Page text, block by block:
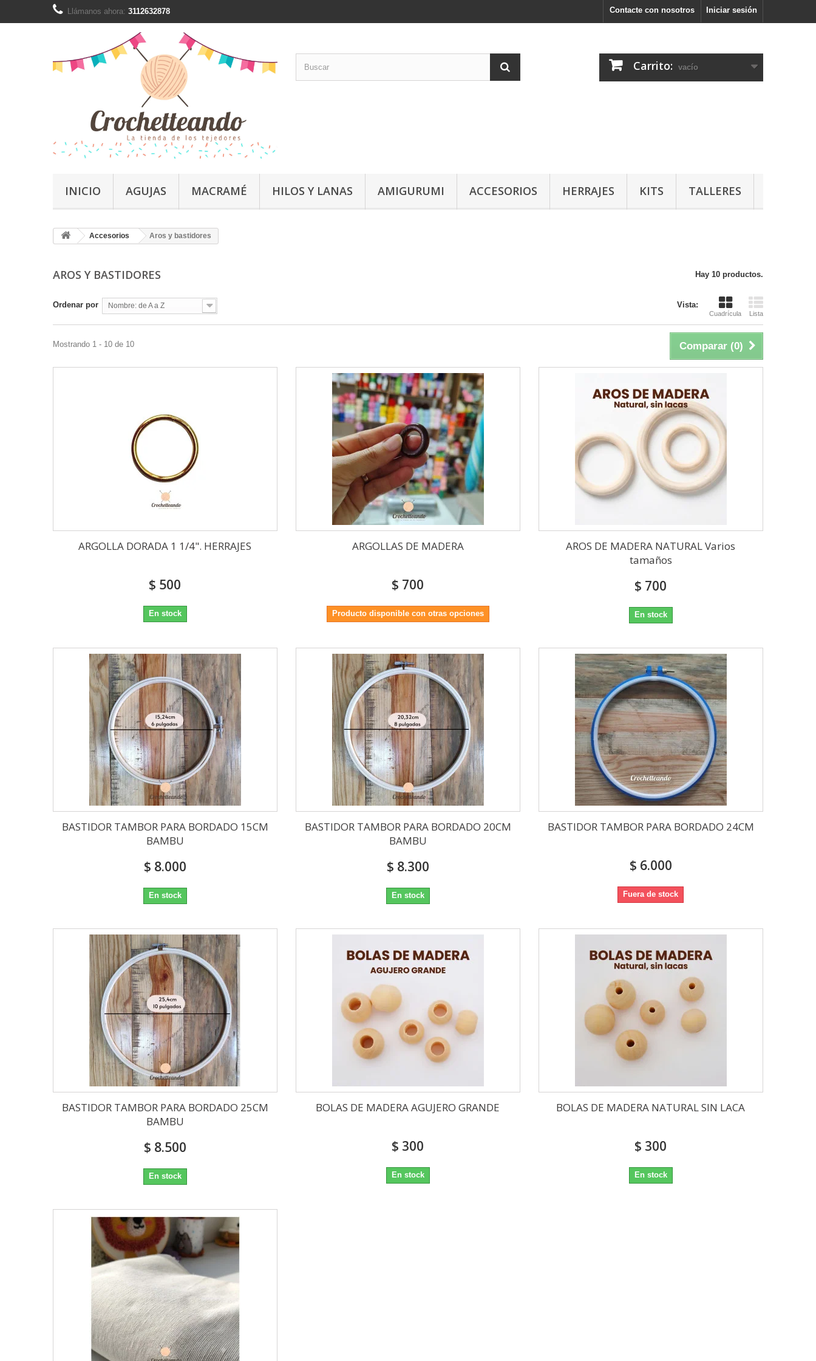
Iniciar sesión
Contacte con nosotros
Llámanos ahora: 3112632878
Carrito: vacío
INICIO AGUJAS MACRAMÉ HILOS Y LANAS AMIGURUMI ACCESORIOS HERRAJES KITS TALLERES
Accesorios Aros y bastidores
AROS Y BASTIDORES Hay 10 productos.
Vista:
Cuadrícula Lista
Ordenar por Nombre: de A a Z
Comparar (0)
Mostrando 1 - 10 de 10
ARGOLLA DORADA 1 1/4". HERRAJES
$ 500
En stock
ARGOLLAS DE MADERA
$ 700
Producto disponible con otras opciones
AROS DE MADERA NATURAL Varios
tamaños
$ 700
En stock
BASTIDOR TAMBOR PARA BORDADO 15CM
BAMBU
$ 8.000
En stock
BASTIDOR TAMBOR PARA BORDADO 20CM
BAMBU
$ 8.300
En stock
BASTIDOR TAMBOR PARA BORDADO 24CM
$ 6.000
Fuera de stock
BASTIDOR TAMBOR PARA BORDADO 25CM
BAMBU
$ 8.500
En stock
BOLAS DE MADERA AGUJERO GRANDE
$ 300
En stock
BOLAS DE MADERA NATURAL SIN LACA
$ 300
En stock